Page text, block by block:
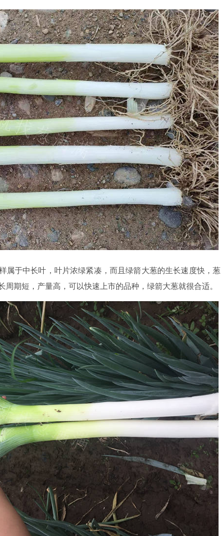
属于中长叶，叶片浓绿紧凑，而且绿箭大葱的生长速度快，葱
期短，产量高，可以快速上市的品种，绿箭大葱就很合适。